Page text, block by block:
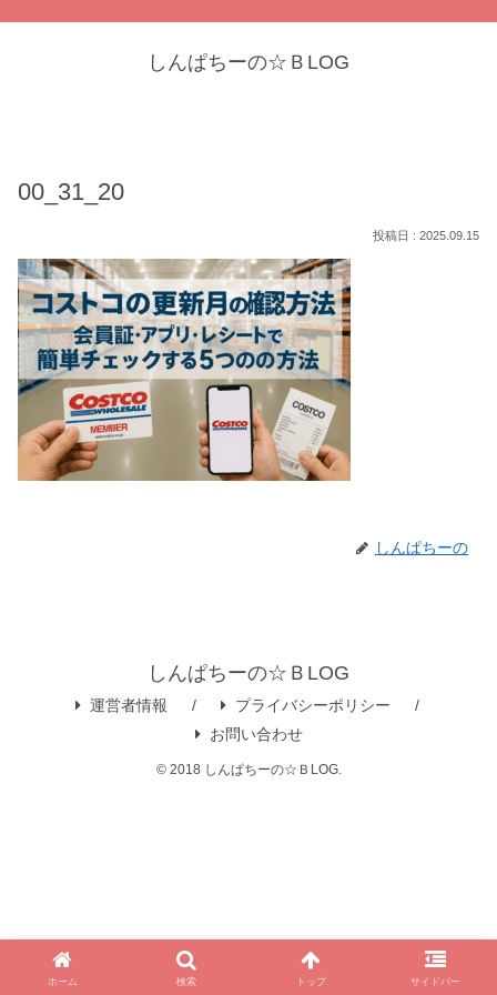
しんぱちーの☆ＢLOG
00_31_20
2025.09.15
しんぱちーの
しんぱちーの☆ＢLOG
運営者情報
プライバシーポリシー
お問い合わせ
© 2018 しんぱちーの☆ＢLOG.
ホーム 検索 トップ サイドバー